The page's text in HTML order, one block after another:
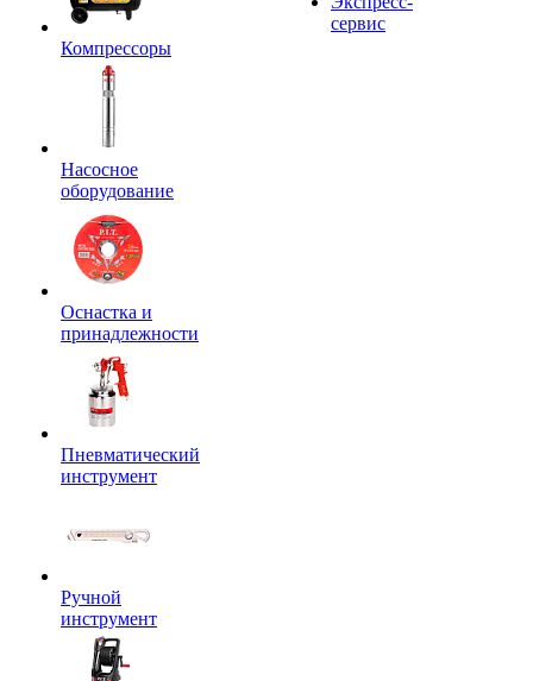
Компрессоры
Насосное
оборудование
Оснастка и
принадлежности
Пневматический
инструмент
Ручной
инструмент
сервис